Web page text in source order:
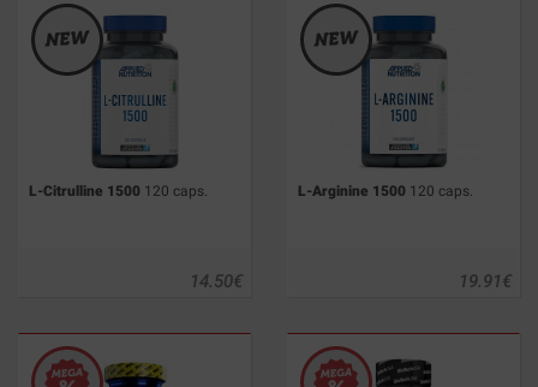
L-Citrulline 1500 120 caps.
€
14.50
L-Arginine 1500 120 caps.
€
19.91